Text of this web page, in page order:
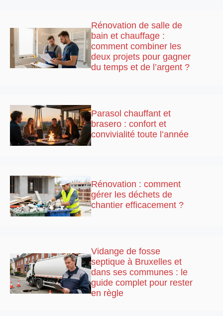
Rénovation de salle de
bain et chauffage :
comment combiner les
deux projets pour gagner
du temps et de l’argent ?
Parasol chauffant et
brasero : confort et
convivialité toute l’année
Rénovation : comment
gérer les déchets de
chantier efficacement ?
Vidange de fosse
septique à Bruxelles et
dans ses communes : le
guide complet pour rester
en règle